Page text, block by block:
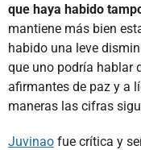
que haya habido
mantiene más bien
habido una leve
que uno podría hablar
afirmantes de paz y a
maneras las cifras
Juvinao fue crítica y